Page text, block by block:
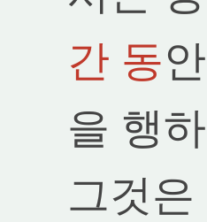
간 동
을 행
그것은